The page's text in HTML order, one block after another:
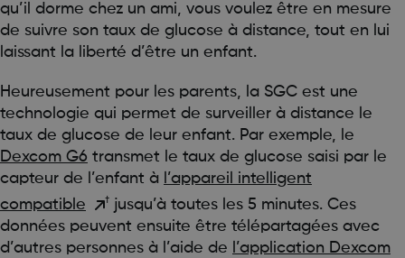
qu’il dorme chez un ami, vous voulez être en mesure
de suivre son taux de glucose à distance, tout en lui
laissant la liberté d’être un enfant.
Heureusement pour les parents, la SGC est une
technologie qui permet de surveiller à distance le
taux de glucose de leur enfant. Par exemple, le
Dexcom G6 transmet le taux de glucose saisi par le
capteur de l’enfant à l’appareil intelligent
compatible
† jusqu’à toutes les 5 minutes. Ces
données peuvent ensuite être télépartagées avec
d’autres personnes à l’aide de
l’application Dexcom